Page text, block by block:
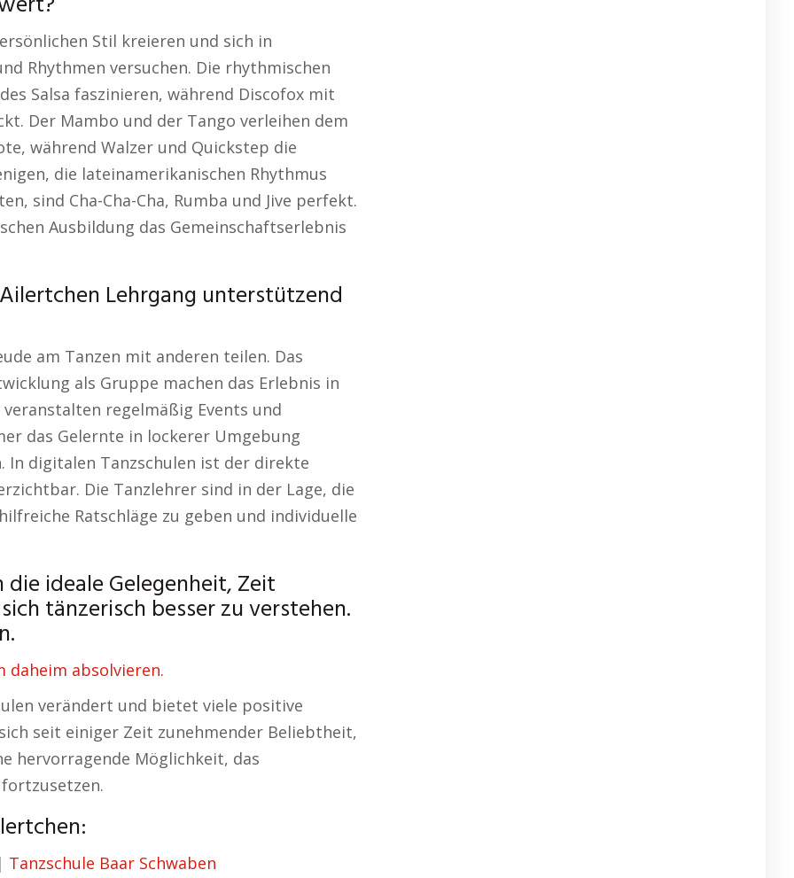
Stil kreieren und sich in
Rhythmen versuchen. Die rhythmischen
Salsa faszinieren, während Discofox mit
Der Mambo und der Tango verleihen dem
während Walzer und Quickstep die
die lateinamerikanischen Rhythmus
sind Cha-Cha-Cha, Rumba und Jive perfekt.
Ausbildung das Gemeinschaftserlebnis
Lehrgang unterstützend
am Tanzen mit anderen teilen. Das
als Gruppe machen das Erlebnis in
regelmäßig Events und
das Gelernte in lockerer Umgebung
In digitalen Tanzschulen ist der direkte
Die Tanzlehrer sind in der Lage, die
Ratschläge zu geben und individuelle
ideale Gelegenheit, Zeit
tänzerisch besser zu verstehen.
daheim absolvieren.
verändert und bietet viele positive
seit einiger Zeit zunehmender Beliebtheit,
hervorragende Möglichkeit, das
Tanzschule Baar Schwaben